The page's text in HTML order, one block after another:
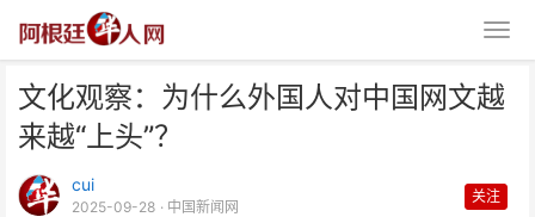
文化观察：为什么外国人对中国网文越
来越“上头”？
cui
2025-09-28 · 中国新闻网
关注